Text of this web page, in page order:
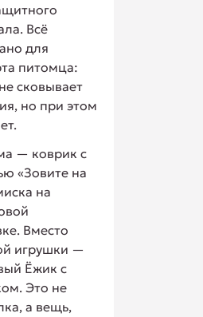
Всё
для
питомца:
сковывает
но при этом
— коврик с
«Зовите на
на
Вместо
игрушки —
Ёжик с
Это не
а вещь,